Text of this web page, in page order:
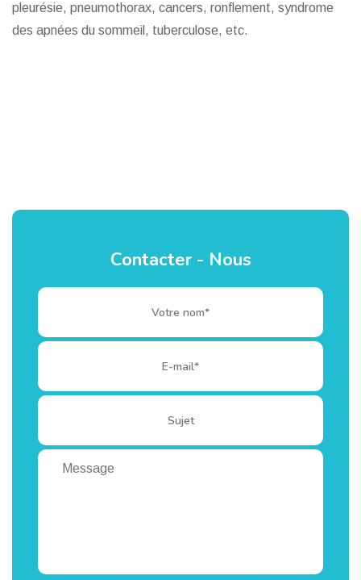
pleurésie, pneumothorax, cancers, ronflement, syndrome
des apnées du sommeil, tuberculose, etc.
Contacter - Nous